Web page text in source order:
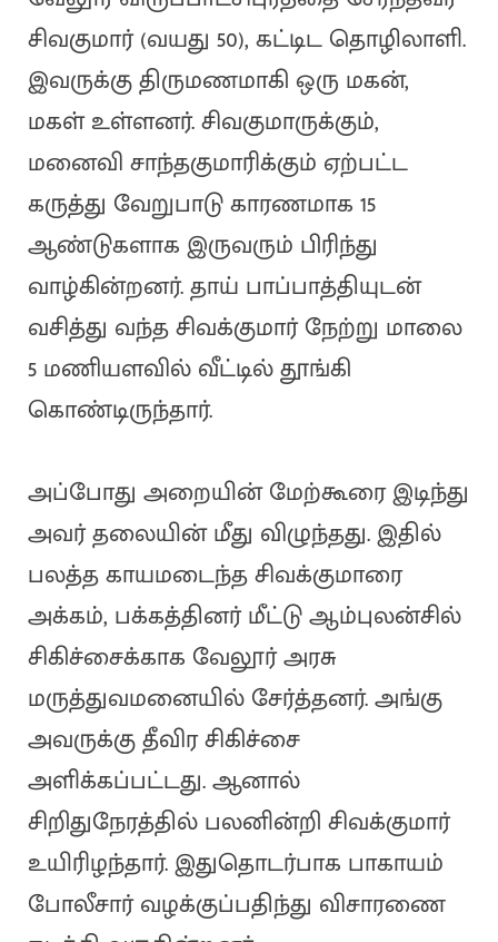
சிவகுமார் (வயது 50), கட்டிட தொழிலாளி.
இவருக்கு திருமணமாகி ஒரு மகன்,
மகள் உள்ளனர். சிவகுமாருக்கும்,
மனைவி சாந்தகுமாரிக்கும் ஏற்பட்ட
கருத்து வேறுபாடு காரணமாக 15
ஆண்டுகளாக இருவரும் பிரிந்து
வாழ்கின்றனர். தாய் பாப்பாத்தியுடன்
வசித்து வந்த சிவக்குமார் நேற்று மாலை
5 மணியளவில் வீட்டில் தூங்கி
கொண்டிருந்தார்.
அப்போது அறையின் மேற்கூரை இடிந்து
அவர் தலையின் மீது விழுந்தது. இதில்
பலத்த காயமடைந்த சிவக்குமாரை
அக்கம், பக்கத்தினர் மீட்டு ஆம்புலன்சில்
சிகிச்சைக்காக வேலூர் அரசு
மருத்துவமனையில் சேர்த்தனர். அங்கு
அவருக்கு தீவிர சிகிச்சை
அளிக்கப்பட்டது. ஆனால்
சிறிதுநேரத்தில் பலனின்றி சிவக்குமார்
உயிரிழந்தார். இதுதொடர்பாக பாகாயம்
போலீசார் வழக்குப்பதிந்து விசாரணை